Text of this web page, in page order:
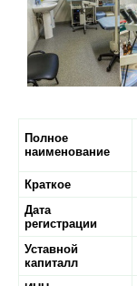
Полное
наименование
Краткое
Дата
регистрации
Уставной
капиталл